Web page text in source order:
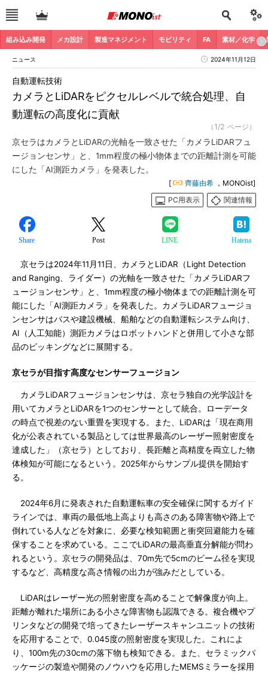
組み込み開発 メカ設計 製造マネジメント モビリティ FA 素材／化学
ニュース 2024年11月12日
カメラとLiDARをピクセルレベルで統合処理、自
動運転の高度化に貢献
自動運転技術
（1/2 ページ）
京セラはカメラとLiDARの光軸を一致させた「カメラLiDARフュ
ージョンセンサ」と、1mm程度の極小物体までの距離計測を可能
にした「AI測距カメラ」を発表した。
[ 齊藤由希 ，MONOist]
PC用表示
関連情報
Share Post LINE Hatena
京セラは2024年11月11日、カメラとLiDAR（Light Detection
and Ranging、ライダー）の光軸を一致させた「カメラLiDARフ
ュージョンセンサ」と、1mm程度の極小物体までの距離計測を可
能にした「AI測距カメラ」を発表した。カメラLiDARフュージョ
ンセンサはバスや建設機械、船舶などの自動運転システム向け、
AI（人工知能）測距カメラはロボットハンドと併用して小さな部
品のピッキングなどに展開する。
京セラが目指す高度なセンサーフュージョン
カメラLiDARフュージョンセンサは、京セラ独自の光学設計を
用いてカメラとLiDARを1つのセンサーとして統合。ローデータ
の時点で視差のない重畳を実現する。また、LiDARは「現在商用
化が公表されている製品としては世界最高のレーザー照射密度を
達成した」（京セラ）としており、長距離と高精度を両立した物
体検知が可能になるという。2025年からサンプル提供を開始す
る。
2024年6月に発表された自動運転車の安全確保に関するガイド
ラインでは、車両の最低地上高よりも高さのある障害物や路上で
倒れている人などを対象に、必要な検知範囲と衝突回避能力を確
保することを求めている。ここでLiDARの最高垂直分解能が問わ
れるという。京セラの開発品は、70m先で5cmのビーム径を実現
するなど、高精度な高さ情報の出力が強みだとしている。
LiDARはレーザー光の照射密度を高めることで解像度が向上。
距離が離れた場所にある小さな障害物も認識できる。複合機やプ
リンタなどの開発で培ってきたレーザースキャンユニットの技術
を応用することで、0.045度の照射密度を実現した。これによ
り、100m先の30cmの落下物も検知できる。また、セラミックパ
ッケージの製造や開発のノウハウを応用したMEMSミラーを採用